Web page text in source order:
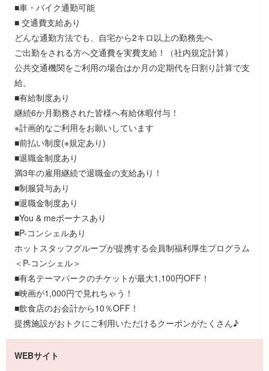
■車・バイク通勤可能
■ 交通費支給あり
どんな通勤方法でも、自宅から2キロ以上の勤務先へ
ご出勤をされる方へ交通費を実費支給！（社内規定計算）
公共交通機関をご利用の場合はか月の定期代を日割り計算で支
給。
■有給制度あり
継続6か月勤務された皆様へ有給休暇付与！
※計画的なご利用をお願いしています
■前払い制度(※規定あり)
■退職金制度あり
満3年の雇用継続で退職金の支給あり！
■制服貸与あり
■退職金制度あり
■You & meボーナスあり
■P-コンシェルあり
ホットスタッフグループが提携する会員制福利厚生プログラム
＜P-コンシェル＞
■有名テーマパークのチケットが最大1,100円OFF！
■映画が1,000円で見れちゃう！
■飲食店のお会計から10％OFF！
提携施設がおトクにご利用いただけるクーポンがたくさん♪
WEBサイト